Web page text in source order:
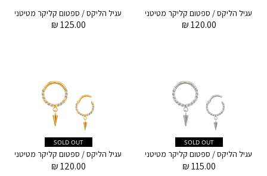
120.00
₪
125.00
₪
SOLD OUT
115.00
₪
SOLD OUT
120.00
₪